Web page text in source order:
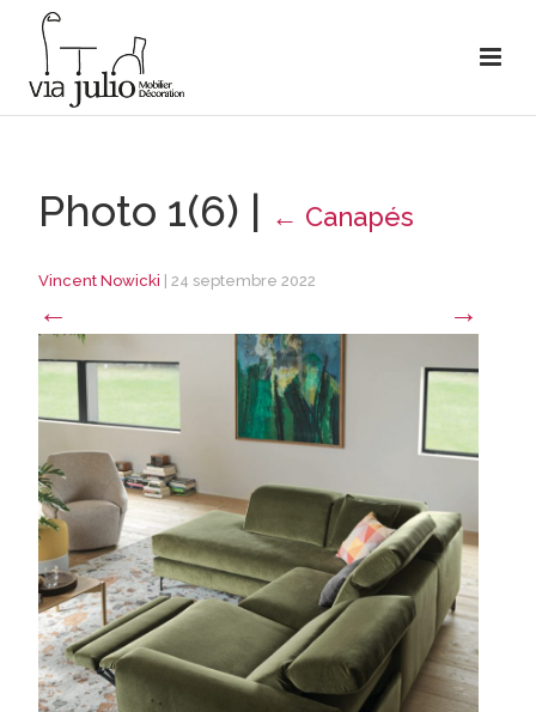
Photo 1(6) | ← Canapés
Vincent Nowicki 24 septembre 2022
← →